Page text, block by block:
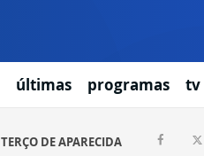
últimas programas tv
TERÇO DE APARECIDA